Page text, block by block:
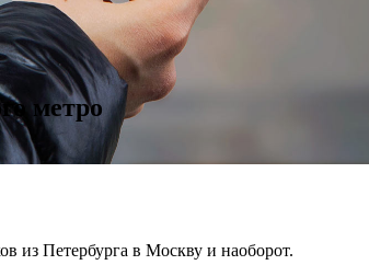
метро
из Петербурга в Москву и наоборот.